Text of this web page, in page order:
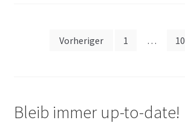
Seitennummerierung
Vorheriger 1 … 10
Bleib immer up-to-date!